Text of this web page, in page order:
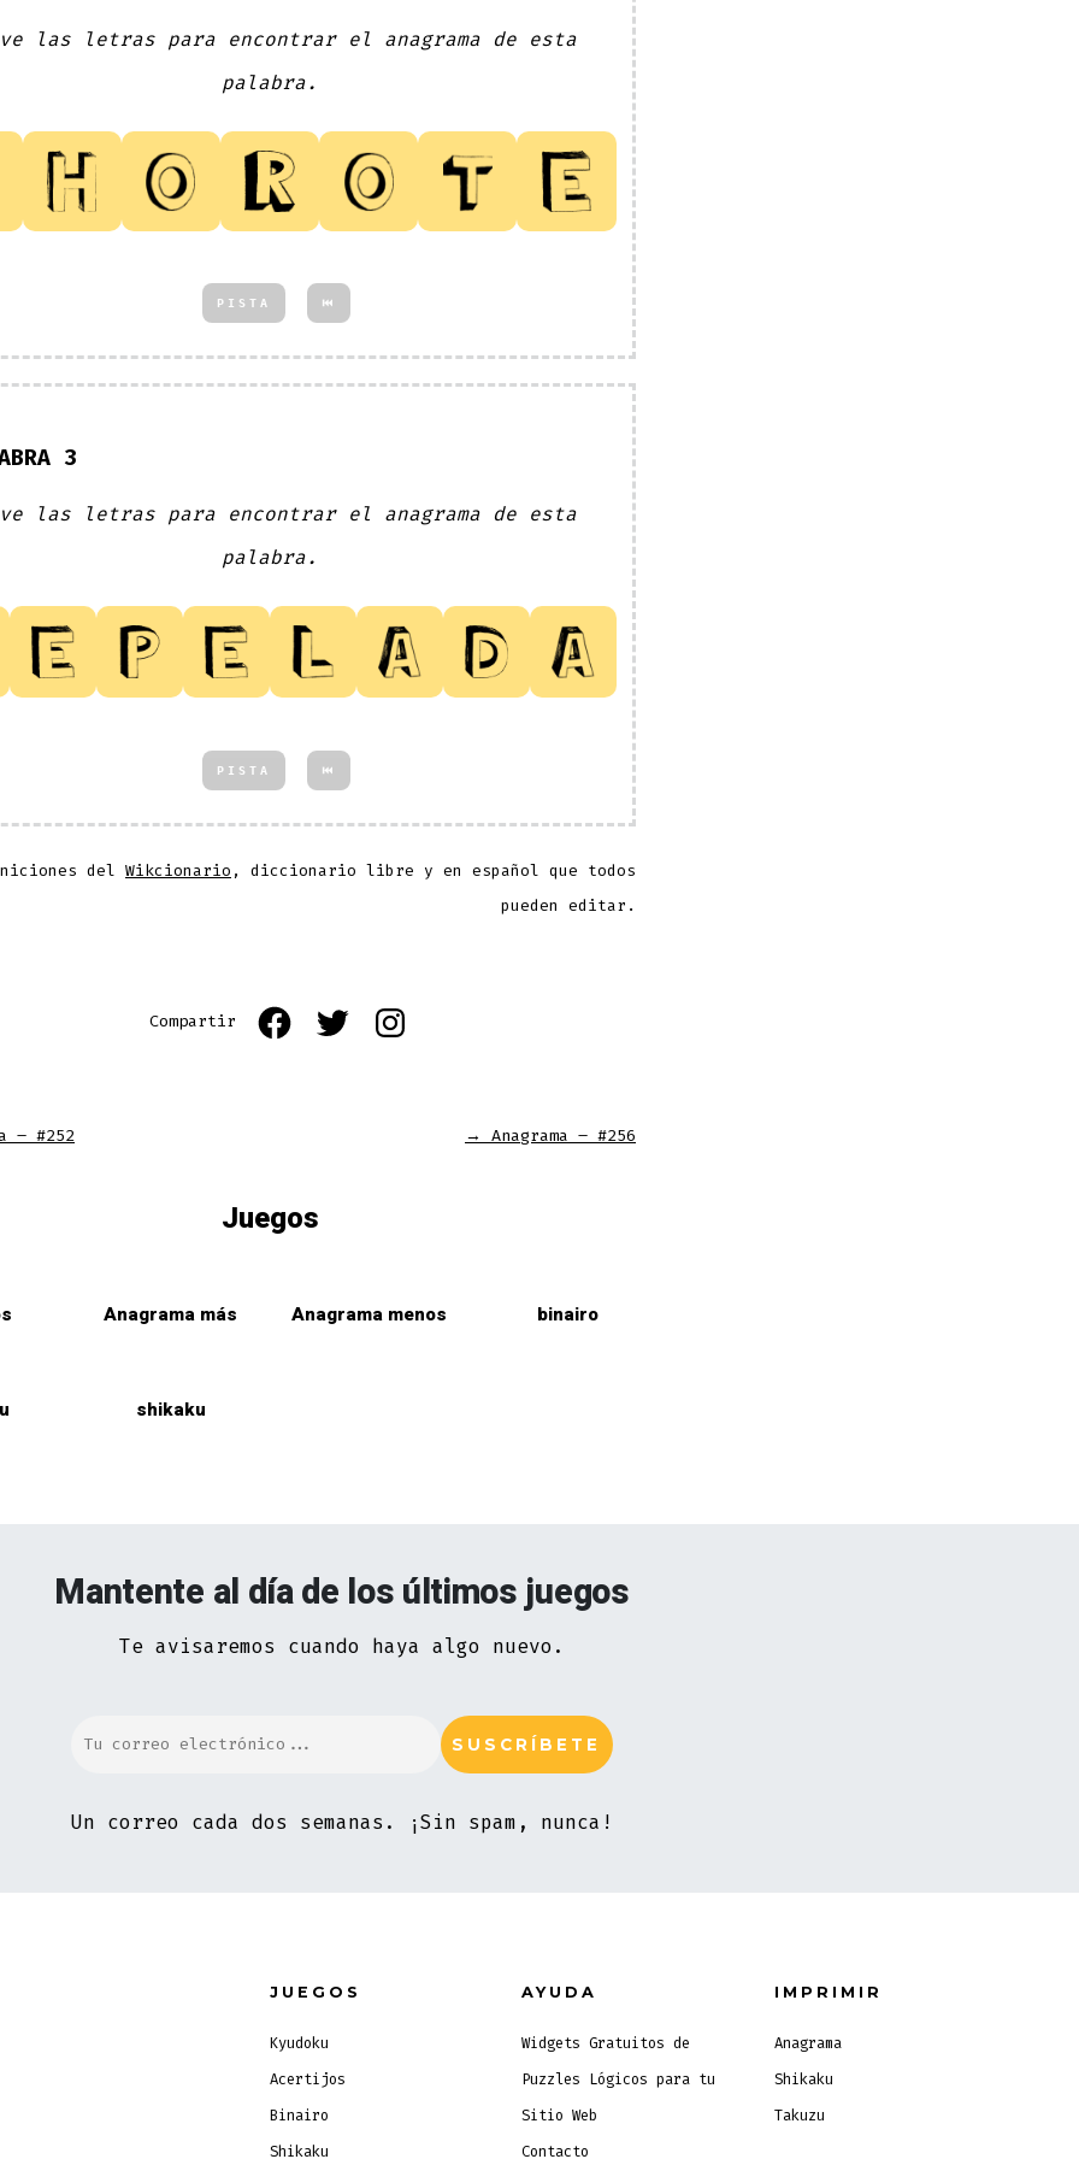
las letras para encontrar el anagrama de esta
palabra.
PISTA ⏮
3
las letras para encontrar el anagrama de esta
palabra.
PISTA ⏮
del Wikcionario , diccionario libre y en español que todos
pueden editar.
Compartir
Open
Open
– #252 → Anagrama – #256
Juegos
Anagrama más Anagrama menos binairo
shikaku
Mantente al día de los últimos juegos
Te avisaremos cuando haya algo nuevo.
Un correo cada dos semanas. ¡Sin spam, nunca!
JUEGOS
Kyudoku
Acertijos
Binairo
Shikaku
AYUDA
Widgets Gratuitos de
Puzzles Lógicos para tu
Sitio Web
Contacto
IMPRIMIR
Anagrama
Shikaku
Takuzu